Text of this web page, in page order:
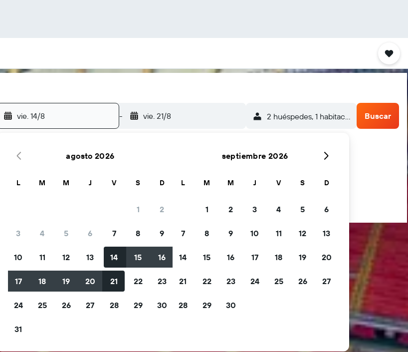
vie. 14/8 - vie. 21/8 2 huéspedes, 1 habitación Buscar
agosto 2026
L M M J V S D
1 2
3 4 5 6 7 8 9
10 11 12 13 14 15 16
17 18 19 20 21 22 23
24 25 26 27 28 29 30
31
septiembre 2026
L M M J V S D
1 2 3 4 5 6
7 8 9 10 11 12 13
14 15 16 17 18 19 20
21 22 23 24 25 26 27
28 29 30